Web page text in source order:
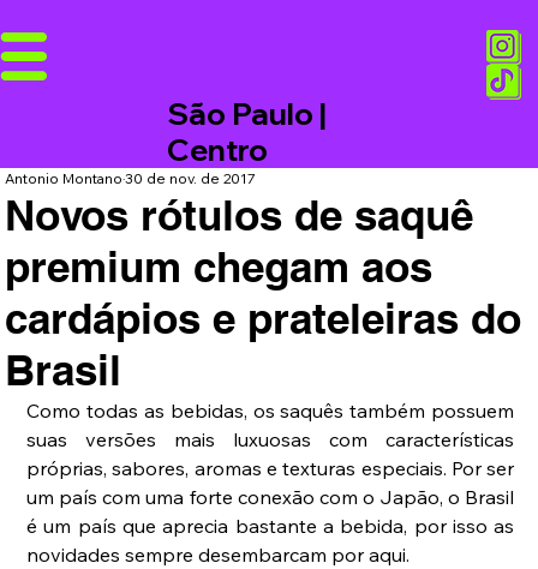
São Paulo |
Centro
Novos rótulos de saquê
premium chegam aos
cardápios e prateleiras do
Brasil
Antonio Montano30 de nov. de 2017
Como todas as bebidas, os saquês também possuem
suas versões mais luxuosas com características
próprias, sabores, aromas e texturas especiais. Por ser
um país com uma forte conexão com o Japão, o Brasil
é um país que aprecia bastante a bebida, por isso as
novidades sempre desembarcam por aqui.